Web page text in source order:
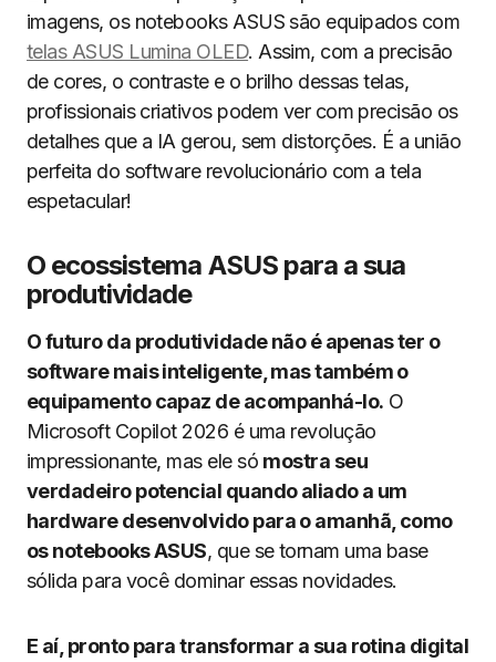
imagens, os notebooks ASUS são equipados com
telas ASUS Lumina OLED. Assim, com a precisão
de cores, o contraste e o brilho dessas telas,
profissionais criativos podem ver com precisão os
detalhes que a IA gerou, sem distorções. É a união
perfeita do software revolucionário com a tela
espetacular!
O ecossistema ASUS para a sua
produtividade
O futuro da produtividade não é apenas ter o
software mais inteligente, mas também o
equipamento capaz de acompanhá-lo. O
Microsoft Copilot 2026 é uma revolução
impressionante, mas ele só mostra seu
verdadeiro potencial quando aliado a um
hardware desenvolvido para o amanhã, como
os notebooks ASUS, que se tornam uma base
sólida para você dominar essas novidades.
E aí, pronto para transformar a sua rotina digital